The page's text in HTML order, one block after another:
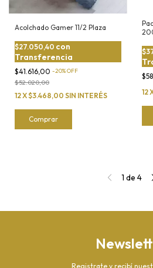
Acolchado Gamer 11/2 Plaza
$41.616,00 -20%OFF
$52.020,00
$27.050,40 con
Transferencia
12X$3.468,00 SIN INTERÉS
Comprar
12
1 de 4
Registrate y recibí